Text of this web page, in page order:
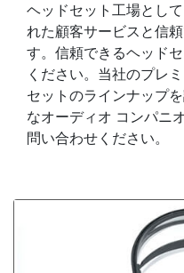
ヘッドセット工場とし
れた顧客サービスと信
す。信頼できるヘッド
ください。当社のプレ
セットのラインナップ
なオーディオ コンパニ
問い合わせください。